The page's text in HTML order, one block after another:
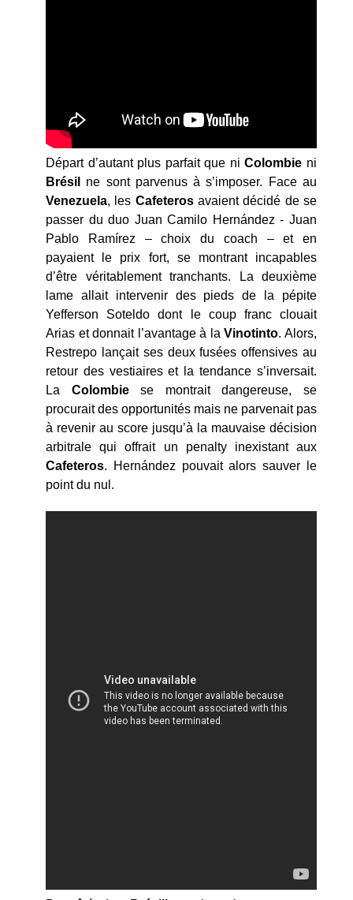
Départ d’autant plus parfait que niColombie ni
Brésil
ne sont parvenus à s’imposer. Face au
Venezuela, les Cafeterosavaient décidé de se
passer du duo Juan Camilo Hernández - Juan
Pablo Ramírez – choix du coach – et en
payaient le prix fort, se montrant incapables
d’être véritablement tranchants. La deuxième
lame allait intervenir des pieds de la pépite
Yefferson Soteldo dont le coup franc clouait
Arias et donnait l’avantage à laVinotinto. Alors,
Restrepo lançait ses deux fusées offensives au
retour des vestiaires et la tendance s’inversait.
La Colombiese montrait dangereuse, se
procurait des opportunités mais ne parvenait pas
à revenir au score jusqu’à la mauvaise décision
arbitrale qui offrait un penalty inexistant aux
Cafeteros. Hernández pouvait alors sauver le
point du nul.